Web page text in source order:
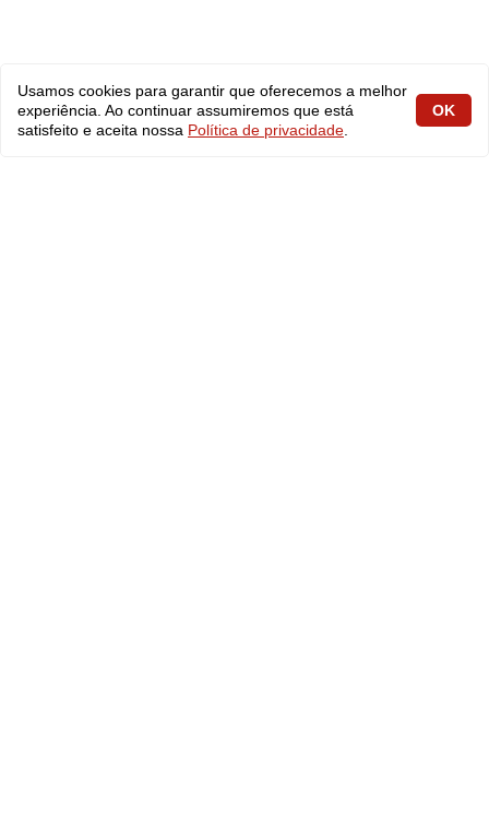
Usamos cookies para garantir que oferecemos a melhor
experiência. Ao continuar assumiremos que está
satisfeito e aceita nossa Política de privacidade
OK